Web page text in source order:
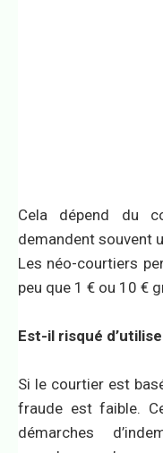
Cela dépend du
demandent souvent
Les néo-courtiers
peu que 1 € ou 10 €
Est-il risqué
Si le courtier est
fraude est faible.
démarches